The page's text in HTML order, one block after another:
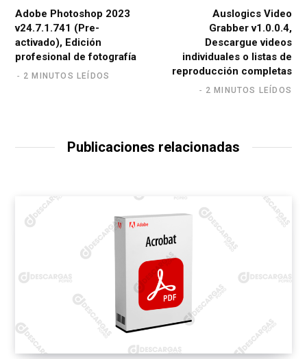
Adobe Photoshop 2023
v24.7.1.741 (Pre-
activado), Edición
profesional de fotografía
2 MINUTOS LEÍDOS
Auslogics Video
Grabber v1.0.0.4,
Descargue videos
individuales o listas de
reproducción completas
2 MINUTOS LEÍDOS
Publicaciones relacionadas